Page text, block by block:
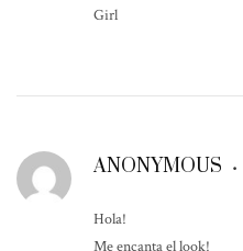
Girl
ANONYMOUS •
Hola!
Me encanta el look!